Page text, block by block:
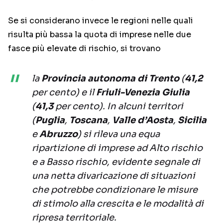
Se si considerano invece le regioni nelle quali
risulta più bassa la quota di imprese nelle due
fasce più elevate di rischio, si trovano
laProvincia autonoma di Trento(41,2
per cento) e ilFriuli-Venezia Giulia
(41,3per cento). In alcuni territori
(Puglia, Toscana, Valle d’Aosta, Sicilia
eAbruzzo) si rileva una equa
ripartizione di imprese ad Alto rischio
e a Basso rischio, evidente segnale di
una netta divaricazione di situazioni
che potrebbe condizionare le misure
di stimolo alla crescita e le modalità di
ripresa territoriale.